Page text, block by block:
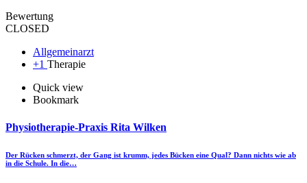
Bewertung
CLOSED
Allgemeinarzt
+1 Therapie
Quick view
Bookmark
Physiotherapie-Praxis Rita Wilken
Der Rücken schmerzt, der Gang ist krumm, jedes Bücken eine Qual? Dann nichts wie ab
in die Schule. In die…